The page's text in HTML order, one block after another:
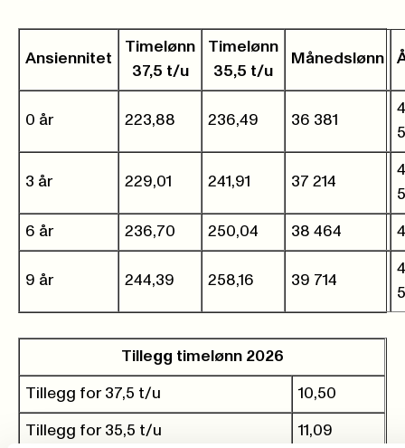
Ansiennitet
Timelønn
37,5 t/u
Timelønn
35,5 t/u
Månedslønn
0 år 223,88 236,49 36 381
3 år 229,01 241,91 37 214
6 år 236,70 250,04 38 464
9 år 244,39 258,16 39 714
Tillegg timelønn 2026
Tillegg for 37,5 t/u 10,50
Tillegg for 35,5 t/u 11,09